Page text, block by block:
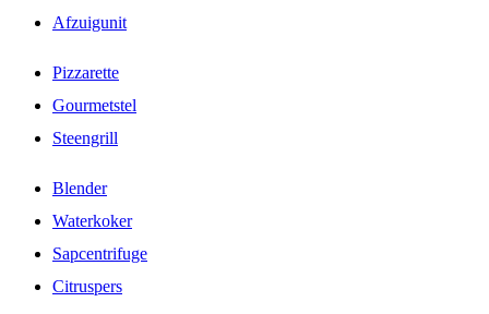
Afzuigunit
Pizzarette
Gourmetstel
Steengrill
Blender
Waterkoker
Sapcentrifuge
Citruspers